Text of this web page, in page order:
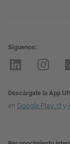
Síguenos
Descárgate la App
en Google Play y